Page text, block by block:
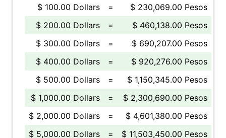
$ 100.00 Dollars
=
$ 230,069.00 Pesos
$ 200.00 Dollars
=
$ 460,138.00 Pesos
$ 300.00 Dollars
=
$ 690,207.00 Pesos
$ 400.00 Dollars
=
$ 920,276.00 Pesos
$ 500.00 Dollars
=
$ 1,150,345.00 Pesos
$ 1,000.00 Dollars
=
$ 2,300,690.00 Pesos
$ 2,000.00 Dollars
=
$ 4,601,380.00 Pesos
$ 5,000.00 Dollars
= $ 11,503,450.00 Pesos